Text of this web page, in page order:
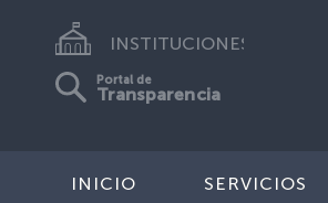
INSTITUCIONES
Portal de
Transparencia
INICIO SERVICIOS